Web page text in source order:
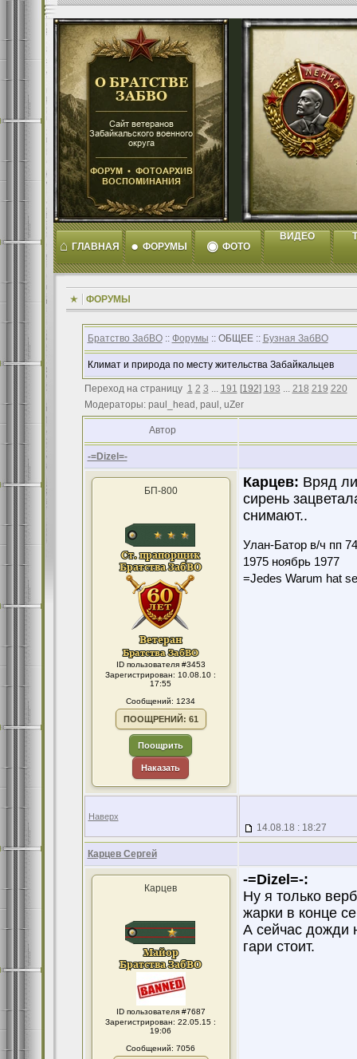
⌂ ГЛАВНАЯ ● ФОРУМЫ ◉ ФОТО
ВИДЕО
ФОРУМЫ
Братство ЗабВО:: Форумы :: ОБЩЕЕ :: Бузная ЗабВО
Климат и природа по месту жительства Забайкальцев
Переход на страницу 1 2 3 ... 191 [192] 193 ... 218 219 220
Модераторы: paul_head, paul, uZer
Автор
-=Dizel=-
БП-800
ID пользователя #3453
Зарегистрирован: 10.08.10 :
17:55
Сообщений: 1234
ПООЩРЕНИЙ: 61
Поощрить
Наказать
Карцев: Вряд
сирень
снимают..
Улан-Батор в/ч пп
1975 ноябрь 1977
=Jedes Warum hat
Наверх
14.08.18 : 18:27
Карцев Сергей
Карцев
ID пользователя #7687
Зарегистрирован: 22.05.15 :
19:06
Сообщений: 7056
-=Dizel=-:
Ну я только
жарки в конце
А сейчас дожди
гари стоит.